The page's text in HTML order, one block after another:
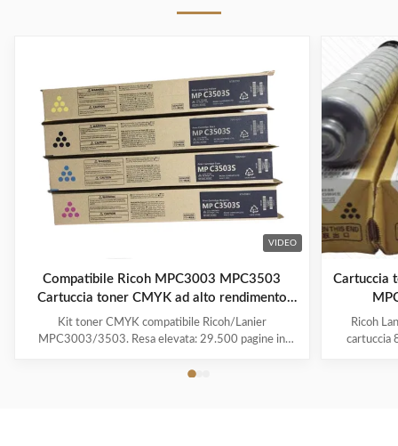
VIDEO
Compatibile Ricoh MPC3003 MPC3503
Cartuccia toner CMYK ad alto rendimento
per la stampa in fotocopiatrice
Kit toner CMYK compatibile Ricoh/Lanier
MPC3003/3503. Resa elevata: 29.500 pagine in
Mitsubishi per colori vivaci. Qualità testata al 100%.
Cartuccia
Ricoh
cartuccia